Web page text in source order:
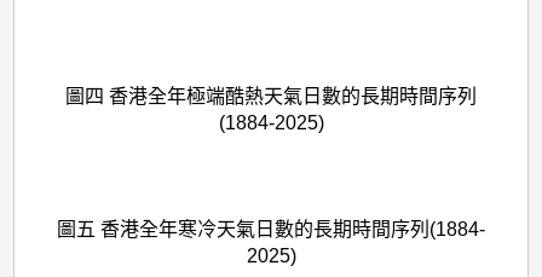
圖四 香港全年極端酷熱天氣日數的長期時間序列
(1884-2025)
圖五 香港全年寒冷天氣日數的長期時間序列(1884-
2025)